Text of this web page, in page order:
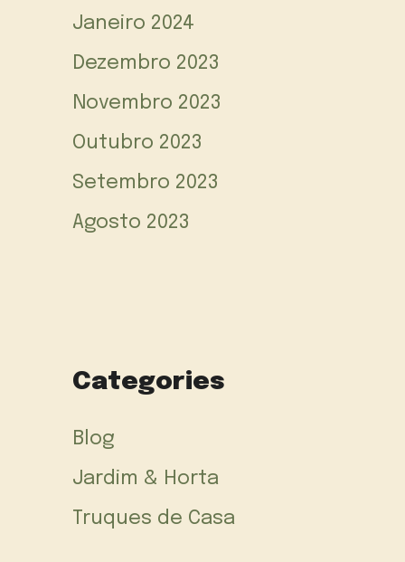
Janeiro 2024
Dezembro 2023
Novembro 2023
Outubro 2023
Setembro 2023
Agosto 2023
Categories
Blog
Jardim & Horta
Truques de Casa